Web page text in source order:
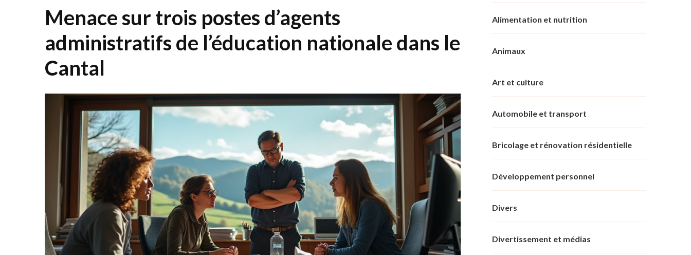
Menace sur trois postes d’agents
administratifs de l’éducation nationale dans le
Cantal
Alimentation et nutrition
Animaux
Art et culture
Automobile et transport
Bricolage et rénovation résidentielle
Développement personnel
Divers
Divertissement et médias